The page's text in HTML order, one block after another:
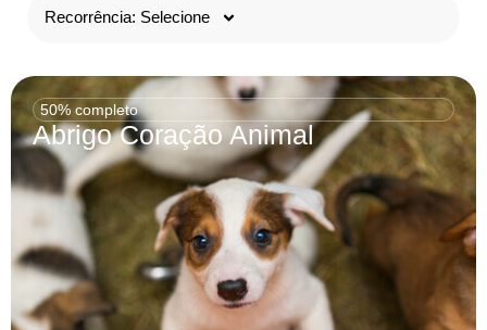
Recorrência: Selecione
50% completo
Abrigo Coração Animal